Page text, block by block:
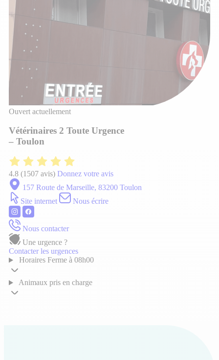
Ouvert actuellement
Vétérinaires 2 Toute Urgence
– Toulon
4.8 (1507 avis) Donnez votre avis
157 Route de Marseille, 83200 Toulon
Site internet
Nous écrire
Nous contacter
Une urgence ?
Contacter les urgences
Horaires Ferme à 08h00
Animaux pris en charge